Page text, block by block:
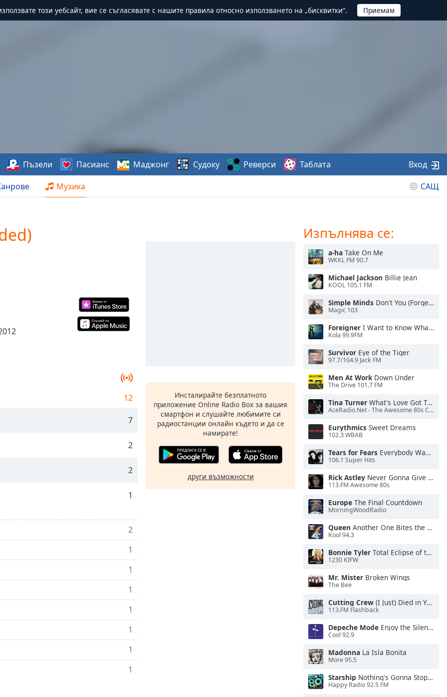
този уебсайт, вие се съгласявате с нашите правила относно използването на „бисквитки“.
Музика САЩ
Пъзели Пасианс Маджонг Судоку Реверси Таблата Вход
12
7
2
2
1
2
1
1
1
1
1
1
1
Инсталирайте безплатното
приложение Online Radio Box за вашия
смартфон и слушайте любимите си
радиостанции онлайн където и да се
намирате!
други възможности
Изпълнява се:
a-ha Take On Me
WKKL FM 90.7
Michael Jackson Billie Jean
KOOL 105.1 FM
Simple Minds Don't You (Forget About Me)
Magic 103
Foreigner I Want to Know What Love Is
Kola 99.9FM
Survivor Eye of the Tiger
97.7/104.9 Jack FM
Men At WorkDown Under
The Drive 101.7 FM
Tina Turner What's Love Got To Do With It
AceRadio.Net - The Awesome 80s Channel
Eurythmics Sweet Dreams
102.3 WBAB
Tears for Fears Everybody Wants To Rule the World
106.1 Super Hits
Rick Astley Never Gonna Give You Up
113.FM Awesome 80s
Europe The Final Countdown
MorningWoodRadio
Queen Another One Bites the Dust
Kool 94.3
Bonnie Tyler Total Eclipse of the Heart
1230 KIFW
Mr. Mister Broken Wings
The Bee
Cutting Crew (I Just) Died in Your Arms
113.FM Flashback
Depeche Mode Enjoy the Silence
Cool 92.9
Madonna La Isla Bonita
More 95.5
Starship Nothing's Gonna Stop Us Now
Happy Radio 92.5 FM